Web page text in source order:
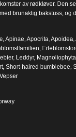
av rødkløver. Den
brunaktig bakstuss,
Apinae Apocrita Apoidea
, Leddyr, Magnoliophyta
, Short-haired bumblebee
Vepser